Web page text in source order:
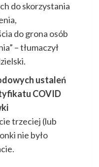
do skorzystania
do grona osób
– tłumaczył
ustaleń
COVID
trzeciej (lub
nie było